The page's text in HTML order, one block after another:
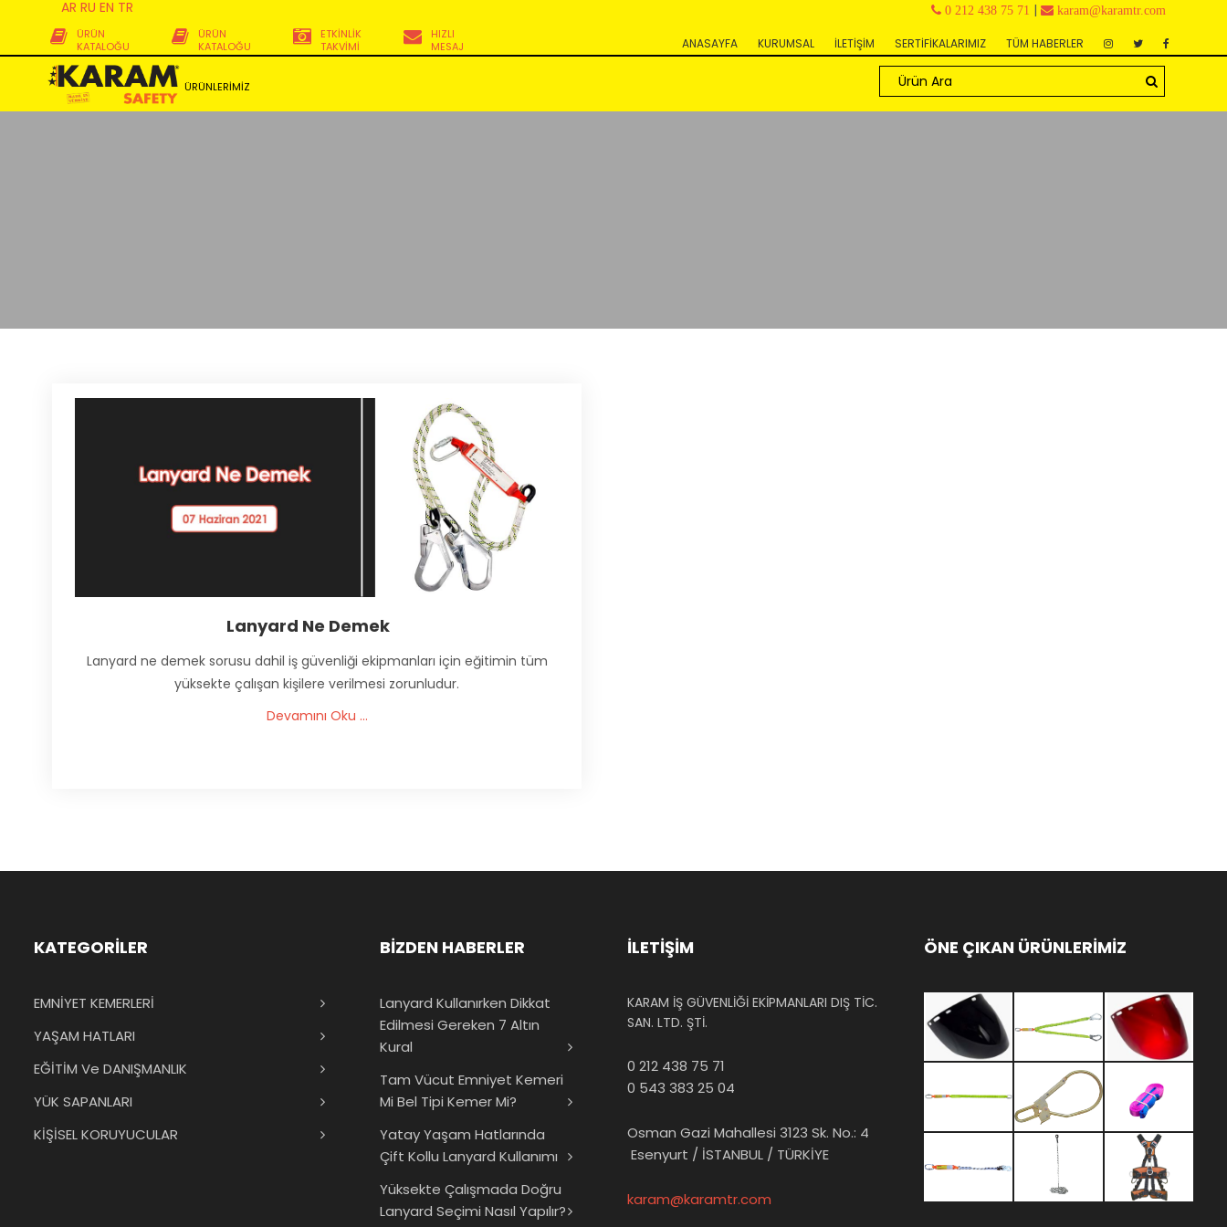
AR RU EN TR 0 212 438 75 71 | karam@karamtr.com
TÜM HABERLER
SERTİFİKALARIMIZ
İLETİŞİM
KURUMSAL
ANASAYFA
HIZLI
MESAJ
ETKİNLİK
TAKVİMİ
ÜRÜN
KATALOĞU
ÜRÜN
KATALOĞU
ÜRÜNLERİMİZ
Lanyard Ne Demek
Lanyard ne demek sorusu dahil iş güvenliği ekipmanları için eğitimin tüm
yüksekte çalışan kişilere verilmesi zorunludur.
Devamını Oku ...
KATEGORİLER
EMNİYET KEMERLERİ
YAŞAM HATLARI
EĞİTİM Ve DANIŞMANLIK
YÜK SAPANLARI
KİŞİSEL KORUYUCULAR
BİZDEN HABERLER
Lanyard Kullanırken Dikkat
Edilmesi Gereken 7 Altın
Kural
Tam Vücut Emniyet Kemeri
Mi Bel Tipi Kemer Mi?
Yatay Yaşam Hatlarında
Çift Kollu Lanyard Kullanımı
Yüksekte Çalışmada Doğru
Lanyard Seçimi Nasıl Yapılır?
İLETİŞİM
KARAM İŞ GÜVENLİĞİ EKİPMANLARI DIŞ TİC.
SAN. LTD. ŞTİ.
0 212 438 75 71
0 543 383 25 04
Osman Gazi Mahallesi 3123 Sk. No.: 4
Esenyurt / İSTANBUL / TÜRKİYE
karam@karamtr.com
ÖNE ÇIKAN ÜRÜNLERİMİZ